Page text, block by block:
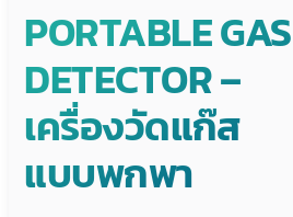
PORTABLE GAS
DETECTOR –
เครื่องวัดแก๊ส
แบบพกพา